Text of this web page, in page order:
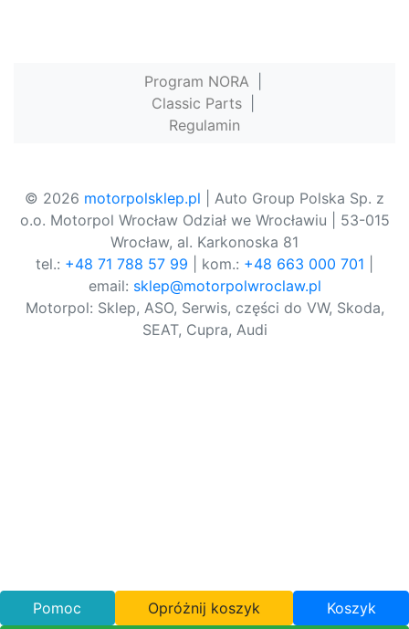
Program NORA
Classic Parts
Regulamin
© 2026 motorpolsklep.pl | Auto Group Polska Sp. z
o.o. Motorpol Wrocław Odział we Wrocławiu | 53-015
Wrocław, al. Karkonoska 81
tel.: +48 71 788 57 99 | kom.: +48 663 000 701
email: sklep@motorpolwroclaw.pl
Motorpol: Sklep, ASO, Serwis, części do VW, Skoda,
SEAT, Cupra, Audi
Pomoc Opróżnij koszyk Koszyk